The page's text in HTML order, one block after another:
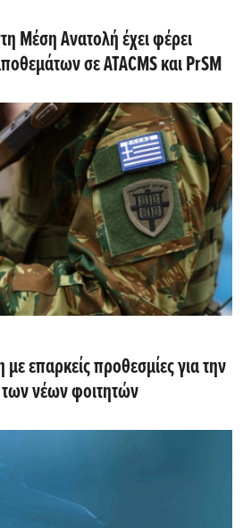
Μέση Ανατολή έχει φέρει
σε ATACMS και PrSM
επαρκείς προθεσμίες για την
νέων φοιτητών